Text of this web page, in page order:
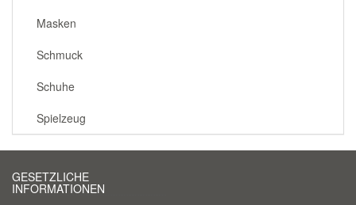
Masken
Schmuck
Schuhe
Spielzeug
GESETZLICHE
INFORMATIONEN